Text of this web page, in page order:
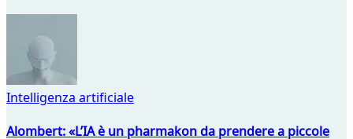
Intelligenza artificiale
Alombert: «L’IA è un pharmakon da prendere a piccole